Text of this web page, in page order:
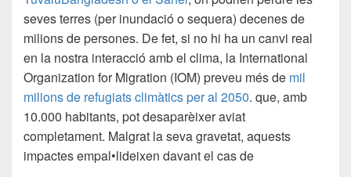
seves terres (per inundació o sequera) decenes de
milions de persones. De fet, si no hi ha un canvi real
en la nostra interacció amb el clima, la International
Organization for Migration (IOM) preveu més de mil
milions de refugiats climàtics per al 2050. que, amb
10.000 habitants, pot desaparèixer aviat
completament. Malgrat la seva gravetat, aquests
impactes empal•lideixen davant el cas de